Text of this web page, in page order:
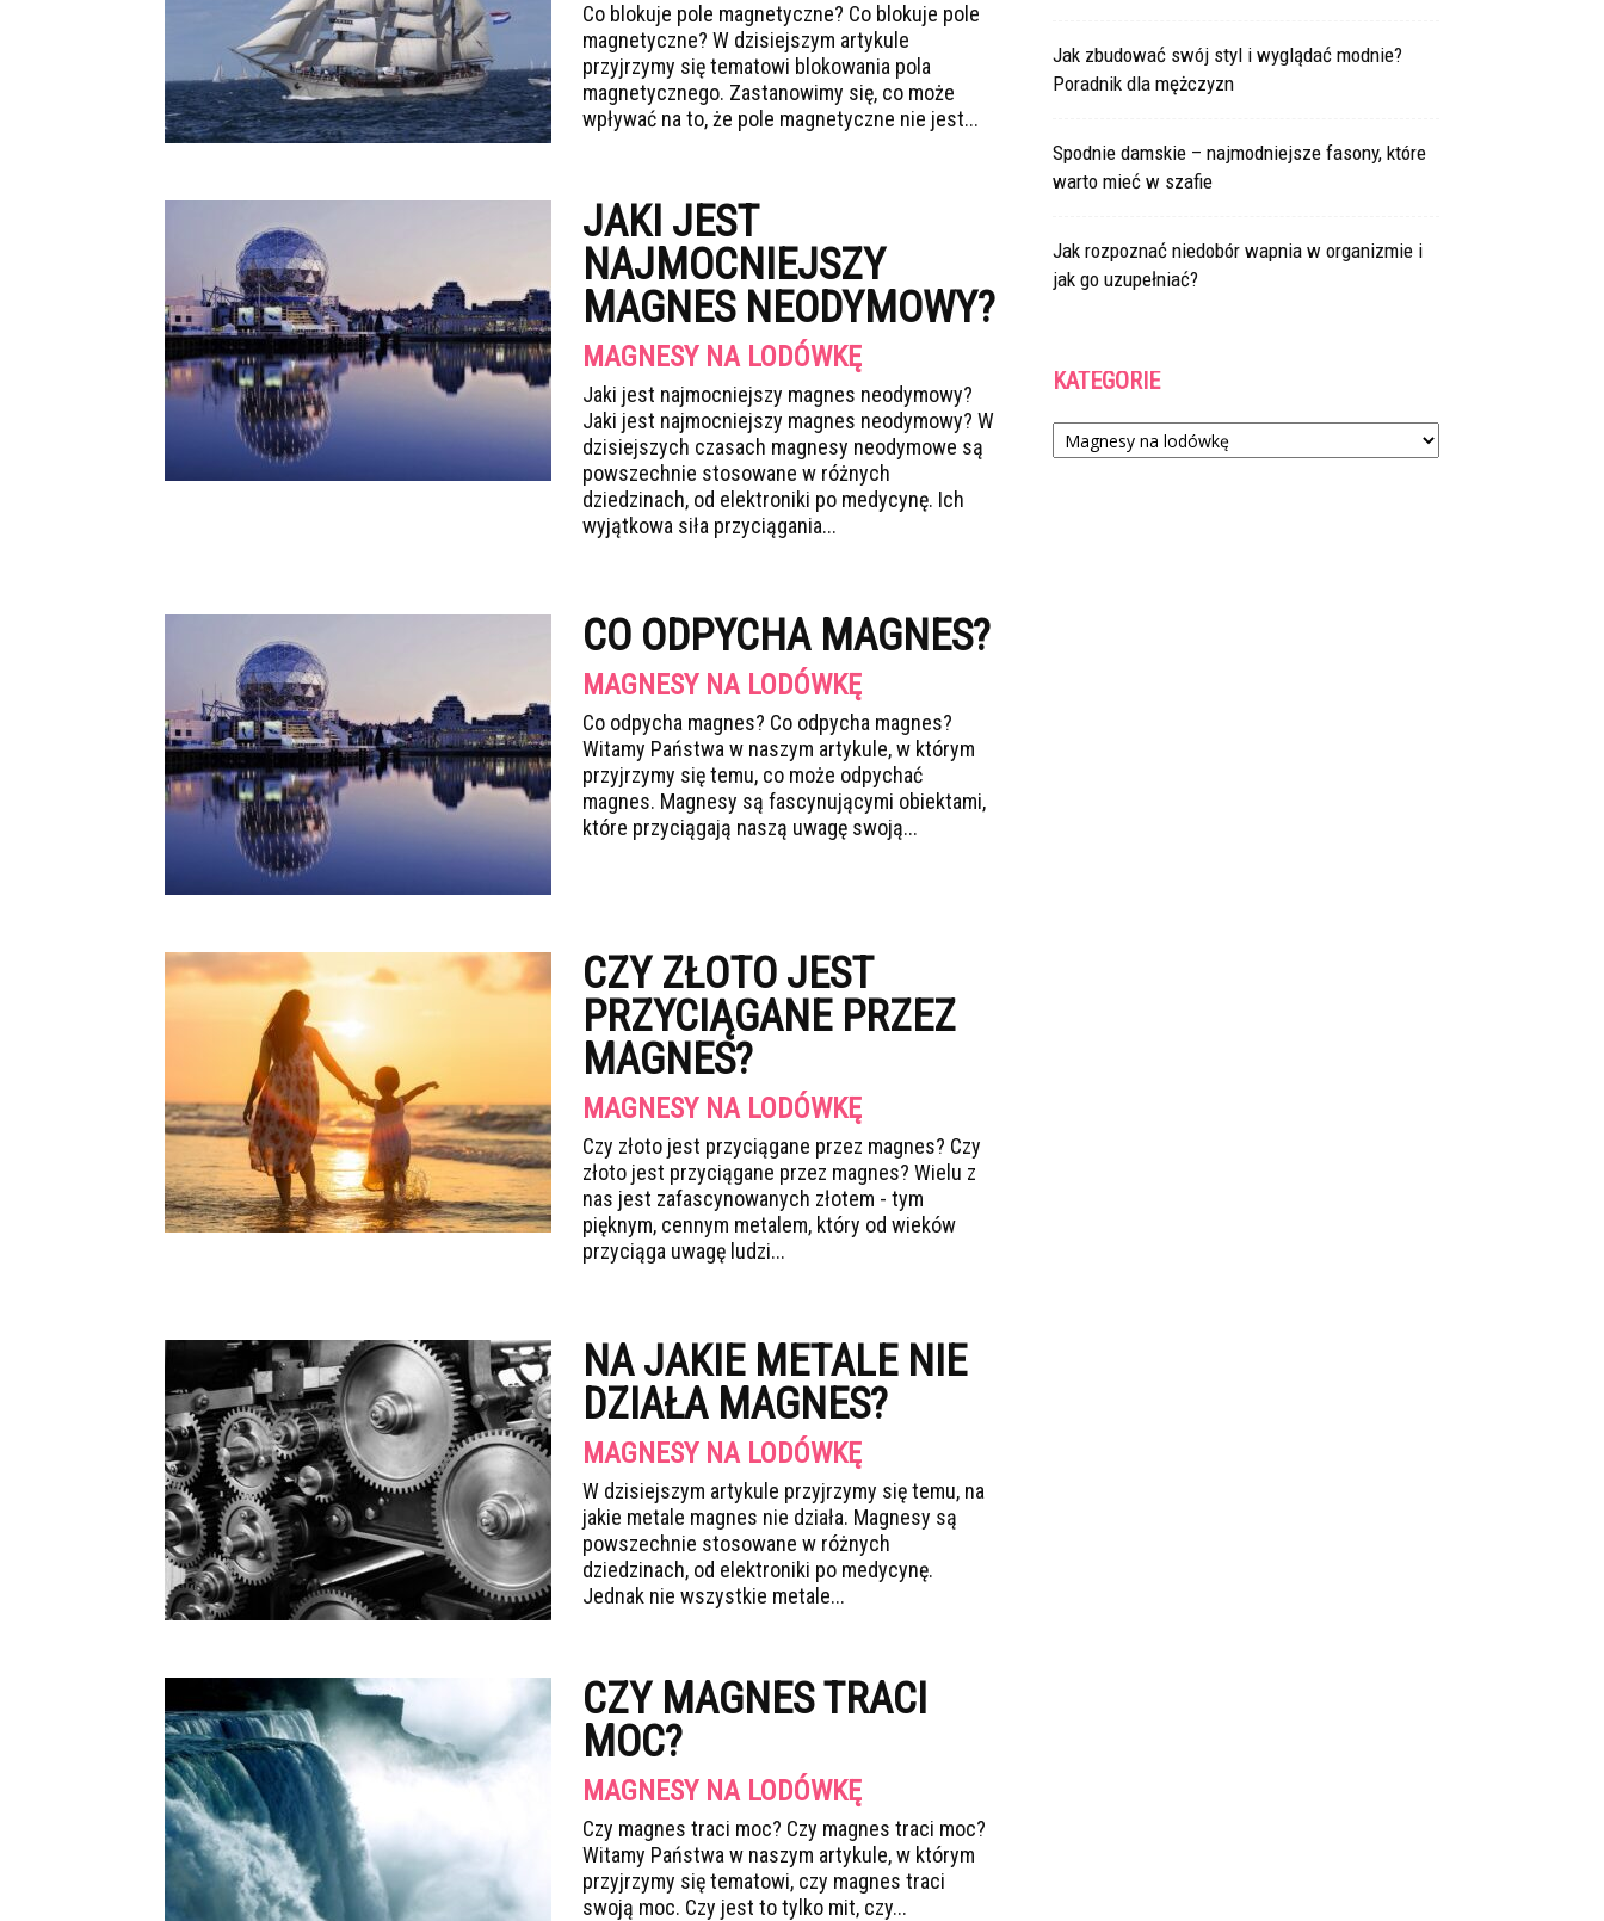
Co blokuje pole magnetyczne? Co blokuje pole
magnetyczne? W dzisiejszym artykule
przyjrzymy się tematowi blokowania pola
magnetycznego. Zastanowimy się, co może
wpływać na to, że pole magnetyczne nie jest...
JAKI JEST
NAJMOCNIEJSZY
MAGNES NEODYMOWY?
MAGNESY NA LODÓWKĘ
Jaki jest najmocniejszy magnes neodymowy?
Jaki jest najmocniejszy magnes neodymowy? W
dzisiejszych czasach magnesy neodymowe są
powszechnie stosowane w różnych
dziedzinach, od elektroniki po medycynę. Ich
wyjątkowa siła przyciągania...
CO ODPYCHA MAGNES?
MAGNESY NA LODÓWKĘ
Co odpycha magnes? Co odpycha magnes?
Witamy Państwa w naszym artykule, w którym
przyjrzymy się temu, co może odpychać
magnes. Magnesy są fascynującymi obiektami,
które przyciągają naszą uwagę swoją...
CZY ZŁOTO JEST
PRZYCIĄGANE PRZEZ
MAGNES?
MAGNESY NA LODÓWKĘ
Czy złoto jest przyciągane przez magnes? Czy
złoto jest przyciągane przez magnes? Wielu z
nas jest zafascynowanych złotem - tym
pięknym, cennym metalem, który od wieków
przyciąga uwagę ludzi...
NA JAKIE METALE NIE
DZIAŁA MAGNES?
MAGNESY NA LODÓWKĘ
W dzisiejszym artykule przyjrzymy się temu, na
jakie metale magnes nie działa. Magnesy są
powszechnie stosowane w różnych
dziedzinach, od elektroniki po medycynę.
Jednak nie wszystkie metale...
CZY MAGNES TRACI
MOC?
MAGNESY NA LODÓWKĘ
Czy magnes traci moc? Czy magnes traci moc?
Witamy Państwa w naszym artykule, w którym
przyjrzymy się tematowi, czy magnes traci
swoją moc. Czy jest to tylko mit, czy...
Jak zbudować swój styl i wyglądać modnie?
Poradnik dla mężczyzn
Spodnie damskie – najmodniejsze fasony, które
warto mieć w szafie
Jak rozpoznać niedobór wapnia w organizmie i
jak go uzupełniać?
KATEGORIE
Kategorie